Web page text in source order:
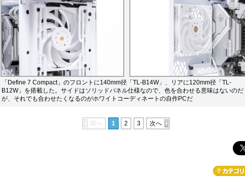
「Define 7 Compact」のフロントに140mm径「TL-B14W」、リアに120mm径「TL-
B12W」を搭載した。サイドはソリッドパネル仕様なので、色を合わせる意味はないのだ
が、それでも合わせたくなるのがホワイトコーディネートの自作PCだ
前へ 1 2 3 次へ